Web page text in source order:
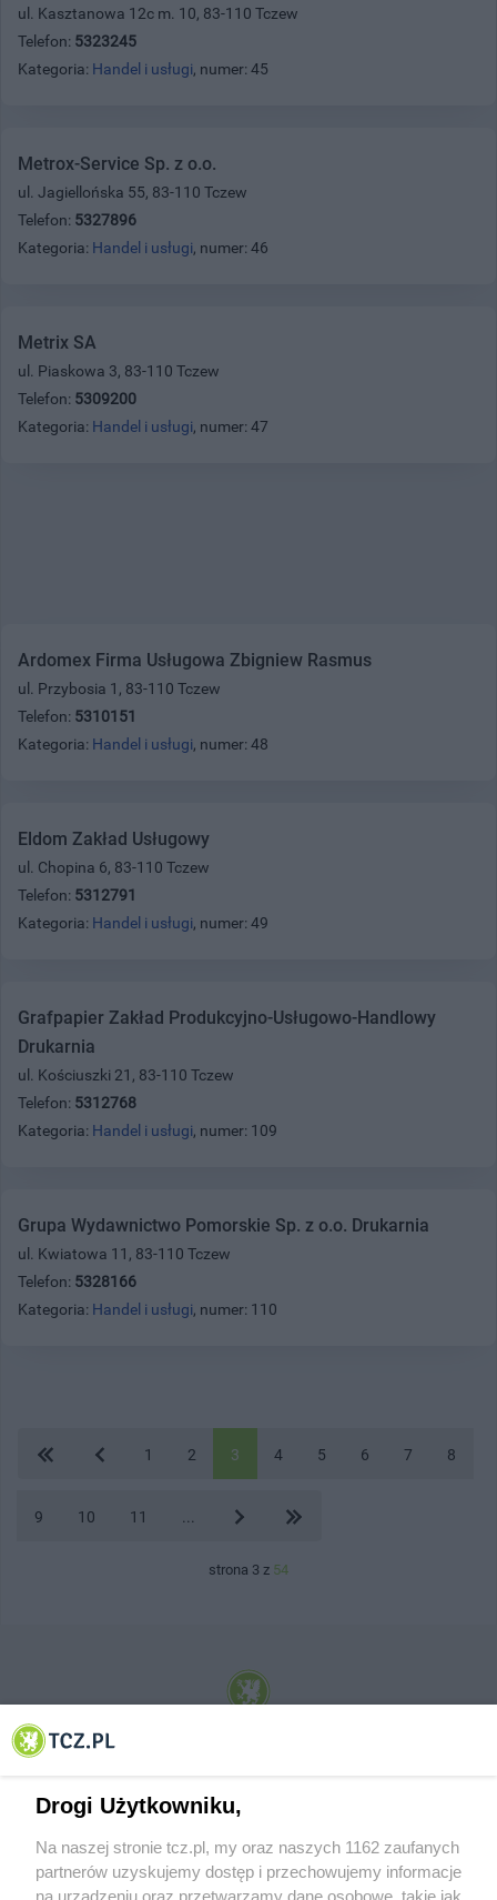
ul. Kasztanowa 12c m. 10, 83-110 Tczew
Telefon: 5323245
Kategoria: Handel i usługi, numer: 45
Metrox-Service Sp. z o.o.
ul. Jagiellońska 55, 83-110 Tczew
Telefon: 5327896
Kategoria: Handel i usługi, numer: 46
Metrix SA
ul. Piaskowa 3, 83-110 Tczew
Telefon: 5309200
Kategoria: Handel i usługi, numer: 47
Ardomex Firma Usługowa Zbigniew Rasmus
ul. Przybosia 1, 83-110 Tczew
Telefon: 5310151
Kategoria: Handel i usługi, numer: 48
Eldom Zakład Usługowy
ul. Chopina 6, 83-110 Tczew
Telefon: 5312791
Kategoria: Handel i usługi, numer: 49
Grafpapier Zakład Produkcyjno-Usługowo-Handlowy
Drukarnia
ul. Kościuszki 21, 83-110 Tczew
Telefon: 5312768
Kategoria: Handel i usługi, numer: 109
Grupa Wydawnictwo Pomorskie Sp. z o.o. Drukarnia
ul. Kwiatowa 11, 83-110 Tczew
Telefon: 5328166
Kategoria: Handel i usługi, numer: 110
1 2 3 4 5 6 7 8
9 10 11
strona 3 z 54
© 2001-2026 Tczew - TCZ.PL Sp. z o.o. Internetowy Serwis Informacyjny Miasta
Drogi Użytkowniku,
Na naszej stronie tcz.pl, my oraz naszych 1162 zaufanych
partnerów uzyskujemy dostęp i przechowujemy informacje
na urządzeniu oraz przetwarzamy dane osobowe, takie jak